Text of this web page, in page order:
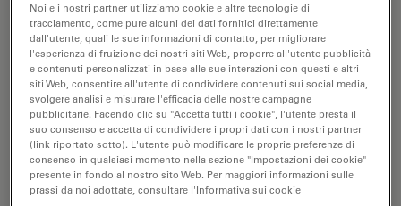
Questo sono io
Titolo accademico
Nome
Noi e i nostri partner utilizziamo cookie e altre tecnologie di
tracciamento, come pure alcuni dei dati fornitici direttamente
dall'utente, quali le sue informazioni di contatto, per migliorare
l'esperienza di fruizione dei nostri siti Web, proporre all'utente pubblicità
e contenuti personalizzati in base alle sue interazioni con questi e altri
siti Web, consentire all'utente di condividere contenuti sui social media,
svolgere analisi e misurare l'efficacia delle nostre campagne
pubblicitarie. Facendo clic su "Accetta tutti i cookie", l'utente presta il
suo consenso e accetta di condividere i propri dati con i nostri partner
(link riportato sotto). L'utente può modificare le proprie preferenze di
consenso in qualsiasi momento nella sezione "Impostazioni dei cookie"
presente in fondo al nostro sito Web. Per maggiori informazioni sulle
prassi da noi adottate, consultare l'Informativa sui cookie